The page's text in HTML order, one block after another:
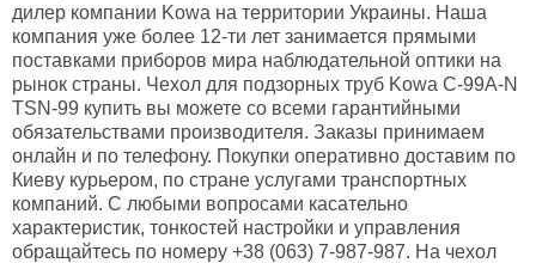
дилер компании Kowa на территории Украины. Наша
компания уже более 12-ти лет занимается прямыми
поставками приборов мира наблюдательной оптики на
рынок страны. Чехол для подзорных труб Kowa C-99A-N
TSN-99 купить вы можете со всеми гарантийными
обязательствами производителя. Заказы принимаем
онлайн и по телефону. Покупки оперативно доставим по
Киеву курьером, по стране услугами транспортных
компаний. С любыми вопросами касательно
характеристик, тонкостей настройки и управления
обращайтесь по номеру +38 (063) 7-987-987. На чехол